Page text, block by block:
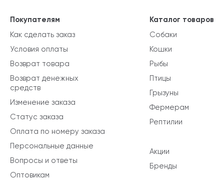
Каталог товаров
Собаки
Кошки
Рыбы
Птицы
Грызуны
Фермерам
Рептилии
Акции
Бренды
Покупателям
Как сделать заказ
Условия оплаты
Возврат товара
Возврат денежных
средств
Изменение заказа
Статус заказа
Оплата по номеру заказа
Персональные данные
Вопросы и ответы
Оптовикам